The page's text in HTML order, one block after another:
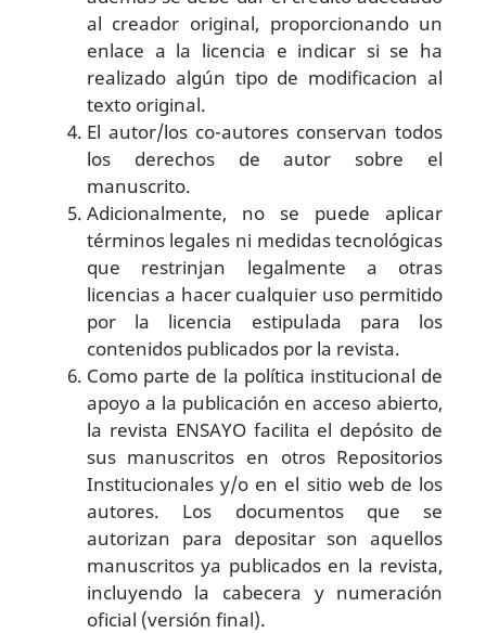
al creador original, proporcionando un
enlace a la licencia e indicar si se ha
realizado algún tipo de modificacion al
texto original.
El autor/los co-autores conservan todos
los derechos de autor sobre el
manuscrito.
Adicionalmente, no se puede aplicar
términos legales ni medidas tecnológicas
que restrinjan legalmente a otras
licencias a hacer cualquier uso permitido
por la licencia estipulada para los
contenidos publicados por la revista.
Como parte de la política institucional de
apoyo a la publicación en acceso abierto,
la revista ENSAYO facilita el depósito de
sus manuscritos en otros Repositorios
Institucionales y/o en el sitio web de los
autores. Los documentos que se
autorizan para depositar son aquellos
manuscritos ya publicados en la revista,
incluyendo la cabecera y numeración
oficial (versión final).